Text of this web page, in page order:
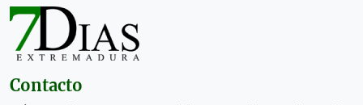
Contacto